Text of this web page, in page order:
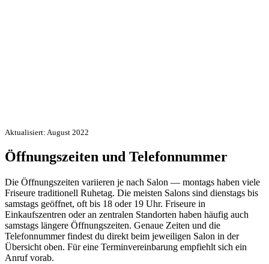
Aktualisiert: August 2022
Öffnungszeiten und Telefonnummer
Die Öffnungszeiten variieren je nach Salon — montags haben viele
Friseure traditionell Ruhetag. Die meisten Salons sind dienstags bis
samstags geöffnet, oft bis 18 oder 19 Uhr. Friseure in
Einkaufszentren oder an zentralen Standorten haben häufig auch
samstags längere Öffnungszeiten. Genaue Zeiten und die
Telefonnummer findest du direkt beim jeweiligen Salon in der
Übersicht oben. Für eine Terminvereinbarung empfiehlt sich ein
Anruf vorab.